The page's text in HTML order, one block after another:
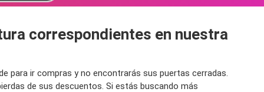
correspondientes en nuestra
para ir compras y no encontrarás sus puertas cerradas.
de sus descuentos. Si estás buscando más